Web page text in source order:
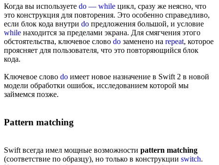
Когда вы используете do — while цикл, сразу же неясно, что
это конструкция для повторения. Это особенно справедливо,
если блок кода внутри do предложения большой, и условие
while находится за пределами экрана. Для смягчения этого
обстоятельства, ключевое слово do заменено на repeat, которое
проясняет для пользователя, что это повторяющийся блок
кода.
Ключевое слово do имеет новое назначение в Swift 2 в новой
модели обработки ошибок, исследованием которой мы
займемся позже.
Pattern matching
Swift всегда имел мощные возможности pattern matching
(соответствие по образцу), но только в конструкции switch.